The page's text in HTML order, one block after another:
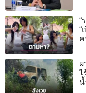
“
“
ค
ผ
ไ
น้